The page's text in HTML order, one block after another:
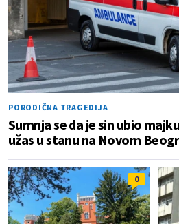
PORODIČNA TRAGEDIJA
Sumnja se da je sin ubio
užas u stanu na Novom
0